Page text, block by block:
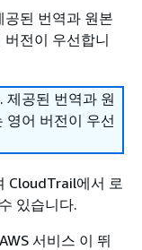
된 번역과 원본
전이 우선합니
제공된 번역과 원
영어 버전이 우선
CloudTrail에서 로
있습니다.
서비스 이 뛰